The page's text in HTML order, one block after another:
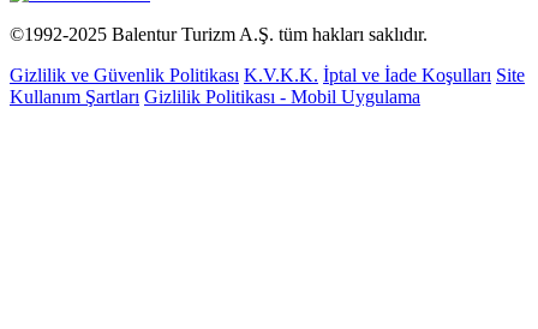
©1992-2025 Balentur Turizm A.Ş. tüm hakları saklıdır.
Gizlilik ve Güvenlik Politikası K.V.K.K. İptal ve İade Koşulları Site
Kullanım Şartları Gizlilik Politikası - Mobil Uygulama